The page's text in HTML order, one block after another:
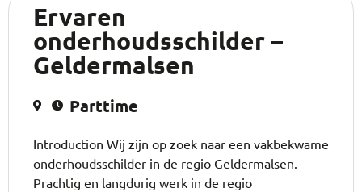
Ervaren
onderhoudsschilder –
Geldermalsen
Parttime
Introduction Wij zijn op zoek naar een vakbekwame
onderhoudsschilder in de regio Geldermalsen.
Prachtig en langdurig werk in de regio